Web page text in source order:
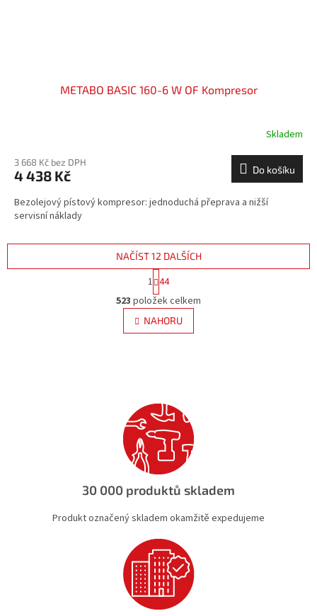
METABO BASIC 160-6 W OF Kompresor
Skladem
3 668 Kč bez DPH
4 438 Kč Do košíku
Bezolejový pístový kompresor: jednoduchá přeprava a nižší
servisní náklady
O
v
l
á
p
r
v
k
y
ý
p
s
u
NAČÍST 12 DALŠÍCH
S
t
r
á
n
k
1 44
523 položek celkem
NAHORU
30 000 produktů skladem
Produkt označený skladem okamžitě expedujeme